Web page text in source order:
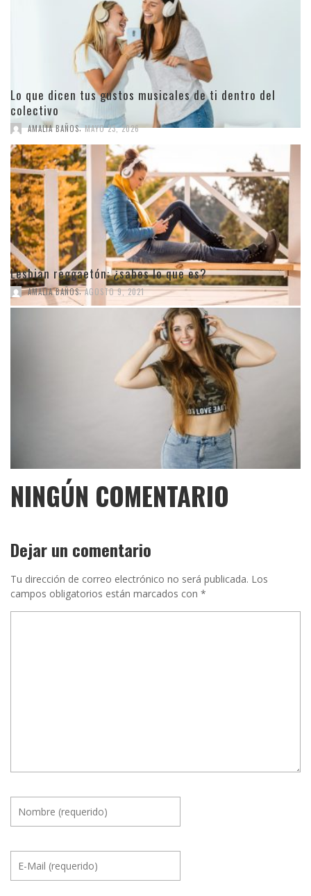
Lo que dicen tus gustos musicales de ti dentro del
colectivo
AMALIA BAÑOS, MAYO 23, 2026
Lesbian reggaetón: ¿sabes lo que es?
AMALIA BAÑOS, AGOSTO 9, 2021
NINGÚN COMENTARIO
Dejar un comentario
Tu dirección de correo electrónico no será publicada. Los
campos obligatorios están marcados con *